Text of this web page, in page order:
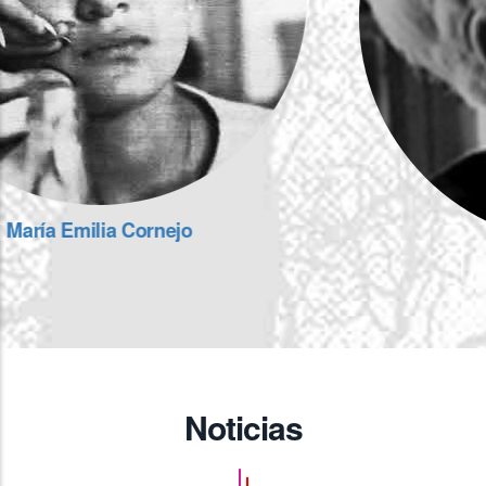
Winétt de Rokha
Noticias